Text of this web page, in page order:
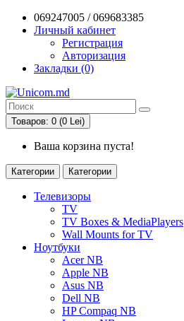
069247005 / 069683385
Личный кабинет
Регистрация
Авторизация
Закладки (0)
Товаров: 0 (0 Lei)
Ваша корзина пуста!
Категории Категории
Телевизоры
TV
TV Boxes & MediaPlayers
Wall Mounts for TV
Ноутбуки
Acer NB
Apple NB
Asus NB
Dell NB
HP Compaq NB